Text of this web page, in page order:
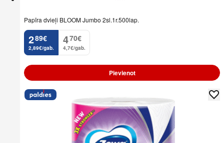
Papīra dvieļi BLOOM Jumbo 2sl.1r.500lap.
2
. 89€
2,89€/gab.
4
. 70€
4,7€/gab.
Pievienot